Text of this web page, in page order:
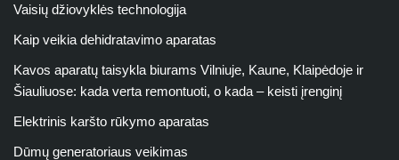
Vaisių džiovyklės technologija
Kaip veikia dehidratavimo aparatas
Kavos aparatų taisykla biurams Vilniuje, Kaune, Klaipėdoje ir
Šiauliuose: kada verta remontuoti, o kada – keisti įrenginį
Elektrinis karšto rūkymo aparatas
Dūmų generatoriaus veikimas